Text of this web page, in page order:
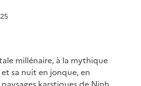
millénaire, à la mythique
et sa nuit en jonque, en